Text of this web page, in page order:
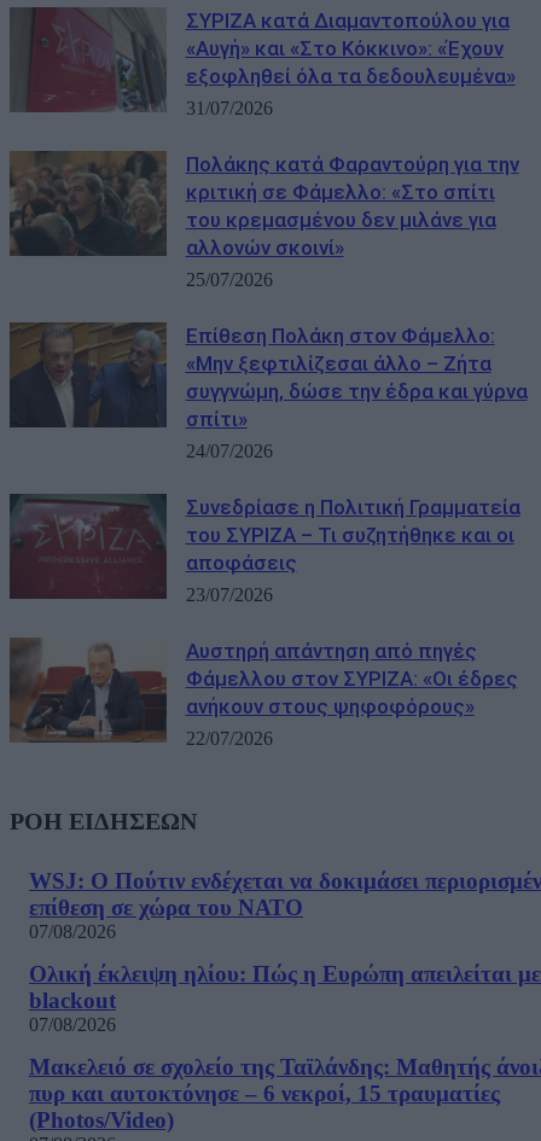
ΣΥΡΙΖΑ κατά Διαμαντοπούλου για
«Αυγή» και «Στο Κόκκινο»: «Έχουν
εξοφληθεί όλα τα δεδουλευμένα»
31/07/2026
Πολάκης κατά Φαραντούρη για την
κριτική σε Φάμελλο: «Στο σπίτι
του κρεμασμένου δεν μιλάνε για
αλλονών σκοινί»
25/07/2026
Επίθεση Πολάκη στον Φάμελλο:
«Μην ξεφτιλίζεσαι άλλο – Ζήτα
συγγνώμη, δώσε την έδρα και γύρνα
σπίτι»
24/07/2026
Συνεδρίασε η Πολιτική Γραμματεία
του ΣΥΡΙΖΑ – Τι συζητήθηκε και οι
αποφάσεις
23/07/2026
Αυστηρή απάντηση από πηγές
Φάμελλου στον ΣΥΡΙΖΑ: «Οι έδρες
ανήκουν στους ψηφοφόρους»
22/07/2026
ΡΟΗ ΕΙΔΗΣΕΩΝ
WSJ: Ο Πούτιν ενδέχεται να δοκιμάσει
επίθεση σε χώρα του ΝΑΤΟ
07/08/2026
Ολική έκλειψη ηλίου: Πώς η Ευρώπη απειλείται με
blackout
07/08/2026
Μακελειό σε σχολείο της Ταϊλάνδης: Μαθητής
πυρ και αυτοκτόνησε – 6 νεκροί, 15 τραυματίες
(Photos/Video)